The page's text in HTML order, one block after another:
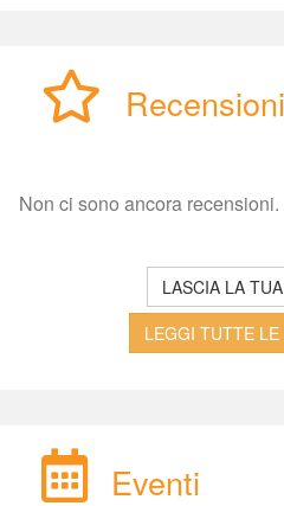
Recensioni
Non ci sono ancora
LASCIA LA
LEGGI TUTTE
Eventi